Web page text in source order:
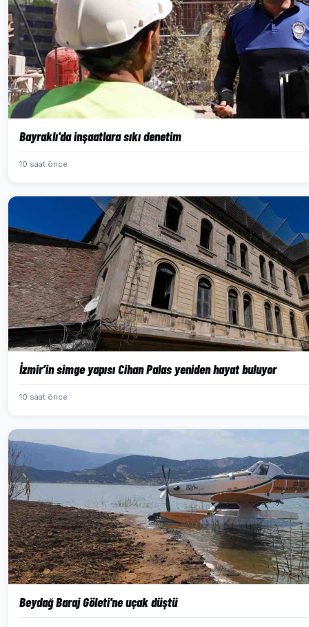
Bayraklı'da inşaatlara sıkı denetim
10 saat önce
İzmir’in simge yapısı Cihan Palas yeniden hayat buluyor
10 saat önce
Beydağ Baraj Göleti'ne uçak düştü